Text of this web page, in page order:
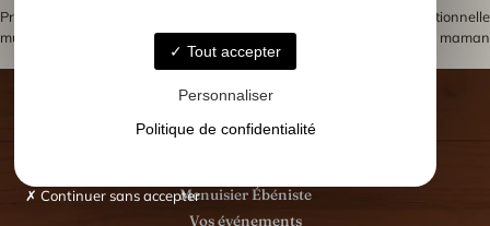
Navigation
Previous:
mural sur mesure sans casse-tête
Offrir une gravure émotionnelle
pour maman
Menuisier Ébéniste
Vos événements
Tout accepter
Personnaliser
Politique de confidentialité
Continuer sans accepter